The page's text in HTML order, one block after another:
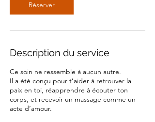
Réserver
Description du service
Ce soin ne ressemble à aucun autre.
Il a été conçu pour t’aider à retrouver la
paix en toi, réapprendre à écouter ton
corps, et recevoir un massage comme un
acte d’amour.